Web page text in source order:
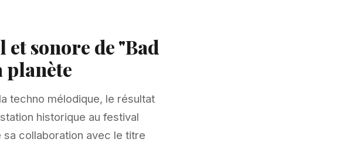
et sonore de "Bad
planète
techno mélodique, le résultat
historique au festival
collaboration avec le titre